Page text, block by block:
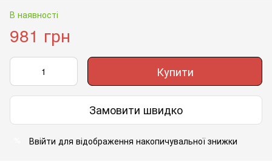
В наявності
981 грн
Купити
Замовити швидко
Ввійти для відображення накопичувальної знижки